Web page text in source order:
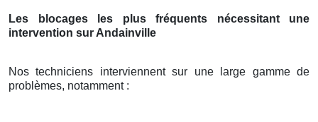
Les blocages les plus fréquents nécessitant une
intervention sur Andainville
Nos techniciens interviennent sur une large gamme de
problèmes, notamment :